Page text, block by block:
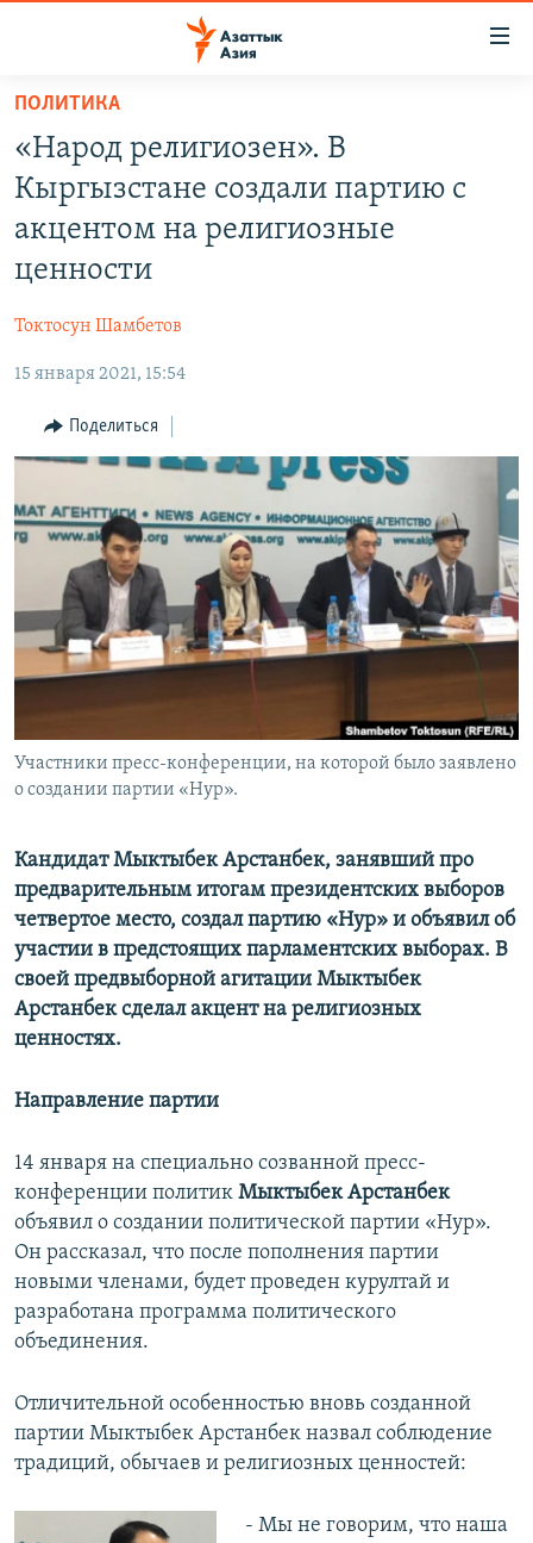
Вернуться
основному
содержанию
Вернутся
главной
Вернутся
КАЗАХСТАН
НОВОСТИ
ВОЙНА В УКРАИНЕ
КЫРГЫЗЧА
ЎЗБЕКЧА
ТОҶИКӢ
TÜRKMENÇE
ПОДПИШИТЕСЬ НА НАС В СОЦСЕТЯХ
Все сайты РСЕ/РС
ПОЛИТИКА
«Народ религиозен». В
Кыргызстане создали партию с
акцентом на религиозные
ценности
Токтосун Шамбетов
15 января 2021, 15:54
Поделиться
Участники пресс-конференции, на которой было заявлено
о создании партии «Нур».
Кандидат Мыктыбек Арстанбек, занявший про
предварительным итогам президентских выборов
четвертое место, создал партию «Нур» и объявил об
участии в предстоящих парламентских выборах. В
своей предвыборной агитации Мыктыбек
Арстанбек сделал акцент на религиозных
ценностях.
Направление партии
14 января на специально созванной пресс-
конференции политик Мыктыбек Арстанбек
объявил о создании политической партии «Нур».
Он рассказал, что после пополнения партии
новыми членами, будет проведен курултай и
разработана программа политического
объединения.
Отличительной особенностью вновь созданной
партии Мыктыбек Арстанбек назвал соблюдение
традиций, обычаев и религиозных ценностей:
- Мы не говорим, что наша